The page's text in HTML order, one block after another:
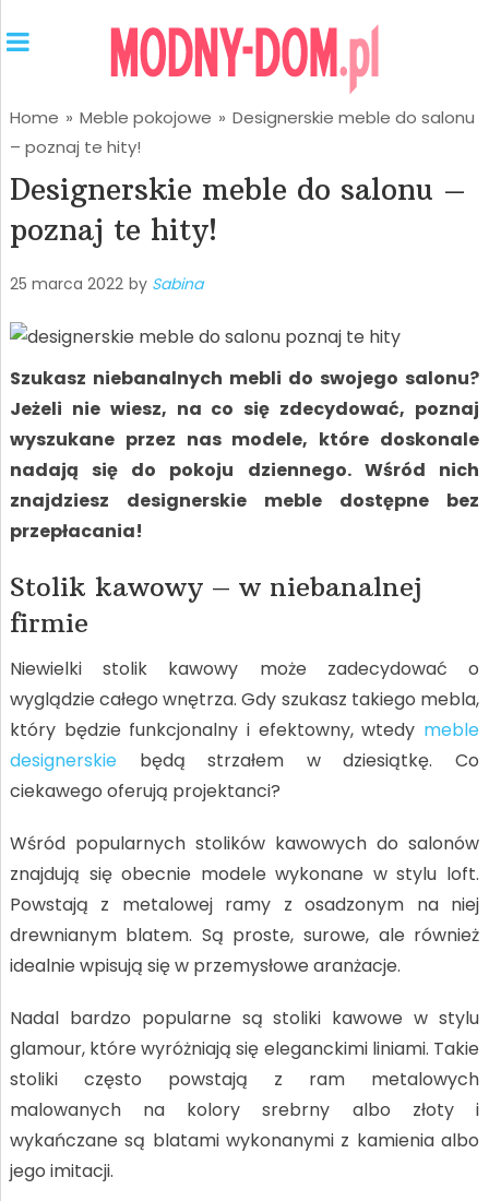
Home » Meble pokojowe » Designerskie meble do salonu
– poznaj te hity!
Designerskie meble do salonu –
poznaj te hity!
25 marca 2022 by Sabina
Szukasz niebanalnych mebli do swojego salonu?
Jeżeli nie wiesz, na co się zdecydować, poznaj
wyszukane przez nas modele, które doskonale
nadają się do pokoju dziennego. Wśród nich
znajdziesz designerskie meble dostępne bez
przepłacania!
Stolik kawowy – w niebanalnej
firmie
Niewielki stolik kawowy może zadecydować o
wyglądzie całego wnętrza. Gdy szukasz takiego mebla,
który będzie funkcjonalny i efektowny, wtedy meble
designerskiebędą strzałem w dziesiątkę. Co
ciekawego oferują projektanci?
Wśród popularnych stolików kawowych do salonów
znajdują się obecnie modele wykonane w stylu loft.
Powstają z metalowej ramy z osadzonym na niej
drewnianym blatem. Są proste, surowe, ale również
idealnie wpisują się w przemysłowe aranżacje.
Nadal bardzo popularne są stoliki kawowe w stylu
glamour, które wyróżniają się eleganckimi liniami. Takie
stoliki często powstają z ram metalowych
malowanych na kolory srebrny albo złoty i
wykańczane są blatami wykonanymi z kamienia albo
jego imitacji.